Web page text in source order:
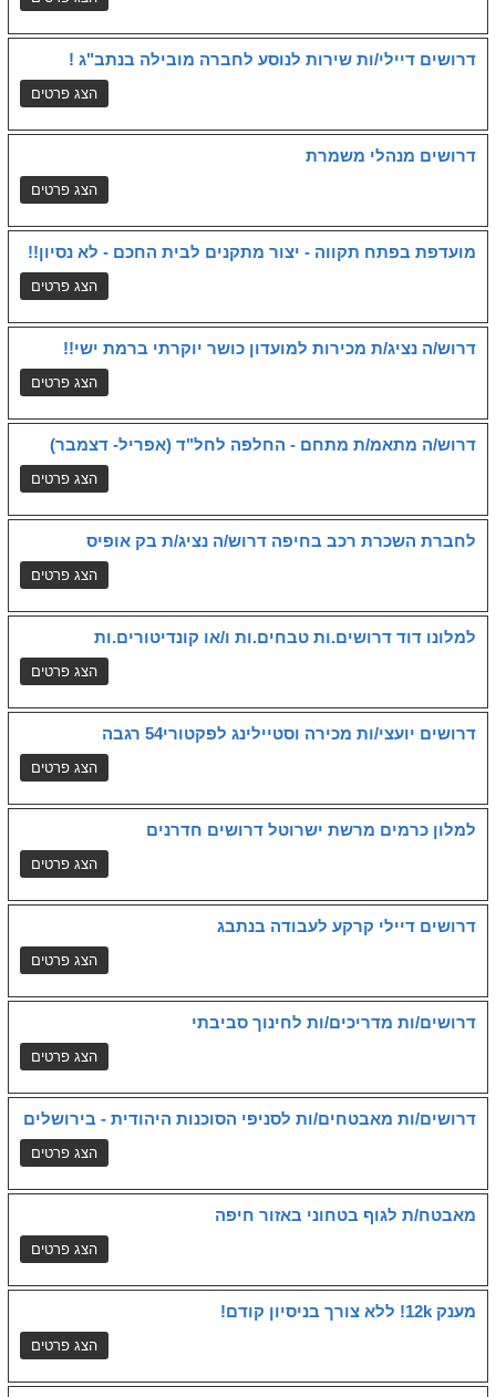
דרושים דיילי/ות שירות לנוסע לחברה מובילה בנתב"ג !
דרושים מנהלי משמרת
מועדפת בפתח תקווה - יצור מתקנים לבית החכם - לא נסיון!!
דרוש/ה נציג/ת מכירות למועדון כושר יוקרתי ברמת ישי!!
דרוש/ה מתאמ/ת מתחם - החלפה לחל"ד (אפריל- דצמבר)
לחברת השכרת רכב בחיפה דרוש/ה נציג/ת בק אופיס
למלונו דוד דרושים.ות טבחים.ות ו/או קונדיטורים.ות
דרושים יועצי/ות מכירה וסטיילינג לפקטורי54 רגבה
למלון כרמים מרשת ישרוטל דרושים חדרנים
דרושים דיילי קרקע לעבודה בנתבג
דרושים/ות מדריכים/ות לחינוך סביבתי
דרושים/ות מאבטחים/ות לסניפי הסוכנות היהודית - בירושלים
מאבטח/ת לגוף בטחוני באזור חיפה
מענק 12k! ללא צורך בניסיון קודם!